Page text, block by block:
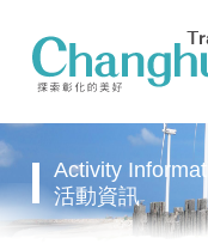
Activity
活動資訊